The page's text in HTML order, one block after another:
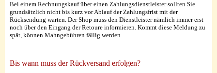
Bei einem Rechnungskauf über einen Zahlungsdienstleister sollten Sie
grundsätzlich nicht bis kurz vor Ablauf der Zahlungsfrist mit der
Rücksendung warten. Der Shop muss den Dienstleister nämlich immer erst
noch über den Eingang der Retoure informieren. Kommt diese Meldung zu
spät, können Mahngebühren fällig werden.
Bis wann muss der Rückversand erfolgen?